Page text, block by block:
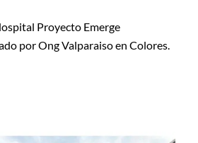
Proyecto Emerge
por Ong Valparaiso en Colores.